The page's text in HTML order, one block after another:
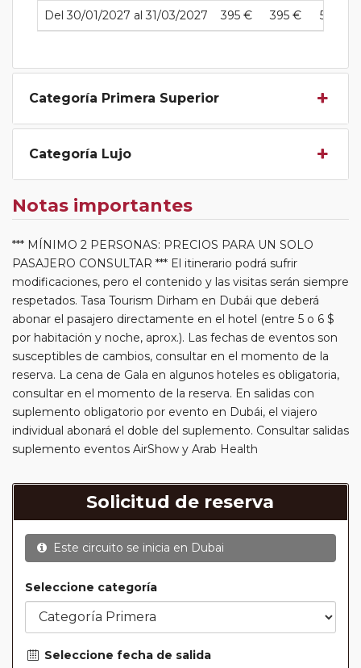
Del 30/01/2027 al 31/03/2027 395 € 395 € 585 €
Categoría Primera Superior
Categoría Lujo
Notas importantes
*** MÍNIMO 2 PERSONAS: PRECIOS PARA UN SOLO
PASAJERO CONSULTAR *** El itinerario podrá sufrir
modificaciones, pero el contenido y las visitas serán siempre
respetados. Tasa Tourism Dirham en Dubái que deberá
abonar el pasajero directamente en el hotel (entre 5 o 6 $
por habitación y noche, aprox.). Las fechas de eventos son
susceptibles de cambios, consultar en el momento de la
reserva. La cena de Gala en algunos hoteles es obligatoria,
consultar en el momento de la reserva. En salidas con
suplemento obligatorio por evento en Dubái, el viajero
individual abonará el doble del suplemento. Consultar salidas
suplemento eventos AirShow y Arab Health
Solicitud de reserva
Este circuito se inicia en Dubai
Seleccione categoría
Seleccione fecha de salida